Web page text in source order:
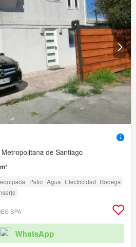
de Santiago
Patio Agua Electricidad Bodega
SPA
WhatsApp